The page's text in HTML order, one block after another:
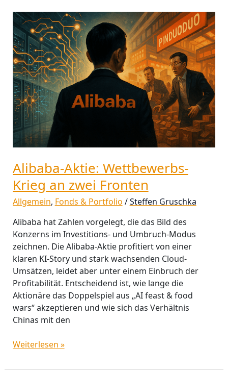
Alibaba-Aktie: Wettbewerbs-
Krieg an zwei Fronten
Allgemein, Fonds & Portfolio /Steffen Gruschka
Alibaba hat Zahlen vorgelegt, die das Bild des
Konzerns im Investitions- und Umbruch-Modus
zeichnen. Die Alibaba-Aktie profitiert von einer
klaren KI-Story und stark wachsenden Cloud-
Umsätzen, leidet aber unter einem Einbruch der
Profitabilität. Entscheidend ist, wie lange die
Aktionäre das Doppelspiel aus „AI feast & food
wars“ akzeptieren und wie sich das Verhältnis
Chinas mit den
Alibaba-
Aktie:
Wettbewerbs-
Krieg
an
zwei
Fronten
Weiterlesen »